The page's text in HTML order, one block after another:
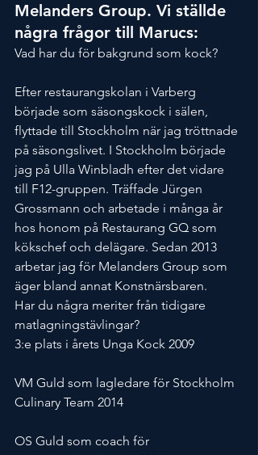
Melanders Group. Vi ställde
några frågor till Marucs:
Vad har du för bakgrund som kock?
Efter restaurangskolan i Varberg
började som säsongskock i sälen,
flyttade till Stockholm när jag tröttnade
på säsongslivet. I Stockholm började
jag på Ulla Winbladh efter det vidare
till F12-gruppen. Träffade Jürgen
Grossmann och arbetade i många år
hos honom på Restaurang GQ som
kökschef och delägare. Sedan 2013
arbetar jag för Melanders Group som
äger bland annat Konstnärsbaren.
Har du några meriter från tidigare
matlagningstävlingar?
3:e plats i årets Unga Kock 2009
VM Guld som lagledare för Stockholm
Culinary Team 2014
OS Guld som coach för